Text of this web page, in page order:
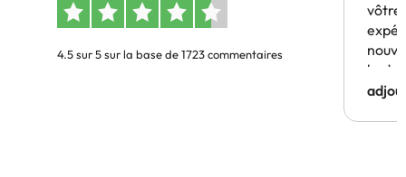
4.5 sur 5 sur la base de 1723 commentaires
vôtre